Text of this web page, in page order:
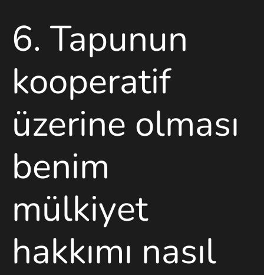
6. Tapunun
kooperatif
üzerine olması
benim
mülkiyet
hakkımı nasıl